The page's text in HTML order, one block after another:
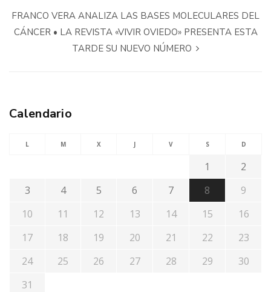
FRANCO VERA ANALIZA LAS BASES MOLECULARES DEL
CÁNCER • LA REVISTA «VIVIR OVIEDO» PRESENTA ESTA
TARDE SU NUEVO NÚMERO
Calendario
L M X J V S D
1
2
3
4 5 6 7 8
9
10
11 12 13 14 15
16
17
18 19 20 21 22
23
24
25 26 27 28 29
30
31